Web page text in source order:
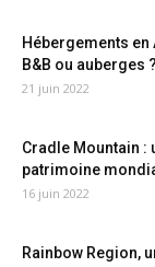
Hébergements en
B&B ou auberges ?
21 juin 2022
Cradle Mountain :
patrimoine
16 juin 2022
Rainbow Region,